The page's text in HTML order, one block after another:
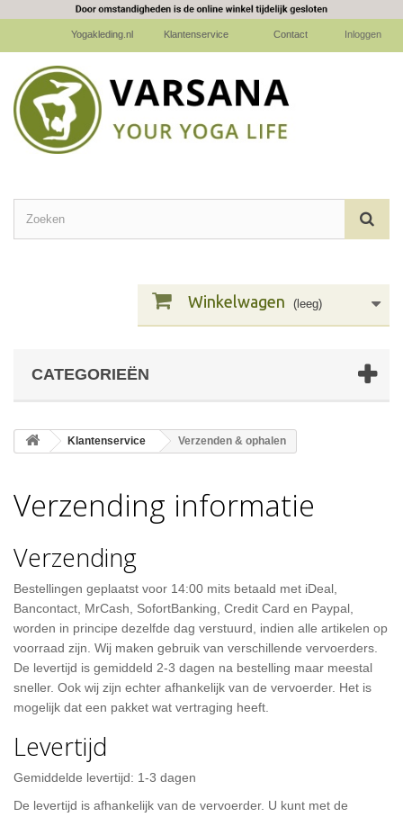
Inloggen
Contact
Klantenservice
Yogakleding.nl
Winkelwagen (leeg)
CATEGORIEËN
Klantenservice Verzenden & ophalen
Verzending informatie
Verzending
Bestellingen geplaatst voor 14:00 mits betaald met iDeal,
Bancontact, MrCash, SofortBanking, Credit Card en Paypal,
worden in principe dezelfde dag verstuurd, indien alle artikelen op
voorraad zijn. Wij maken gebruik van verschillende vervoerders.
De levertijd is gemiddeld 2-3 dagen na bestelling maar meestal
sneller. Ook wij zijn echter afhankelijk van de vervoerder. Het is
mogelijk dat een pakket wat vertraging heeft.
Levertijd
Gemiddelde levertijd: 1-3 dagen
De levertijd is afhankelijk van de vervoerder. U kunt met de